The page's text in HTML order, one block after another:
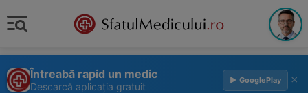
Întreabă rapid un medic
Descarcă aplicația gratuit
▶ GooglePlay ×